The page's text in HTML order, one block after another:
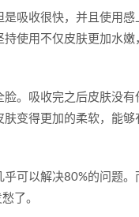
吸收很快，并且使用感
使用不仅皮肤更加水
。吸收完之后皮肤没有
变得更加的柔软，能
可以解决80%的问题
了。